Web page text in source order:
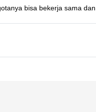
bisa bekerja sama